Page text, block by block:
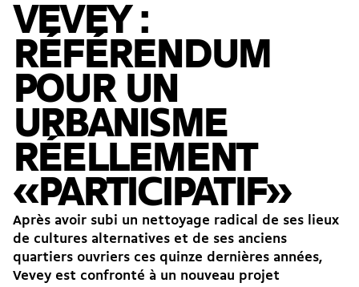
VEVEY :
RÉFÉRENDUM
POUR UN
URBANISME
RÉELLEMENT
«PARTICIPATIF»
Après avoir subi un nettoyage radical de ses lieux
de cultures alternatives et de ses anciens
quartiers ouvriers ces quinze dernières années,
Vevey est confronté à un nouveau projet